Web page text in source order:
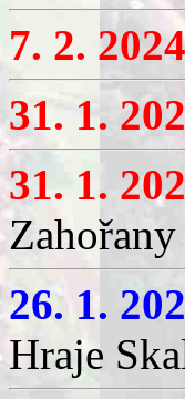
7. 2.
31. 1.
31. 1.
26. 1.
Hraje